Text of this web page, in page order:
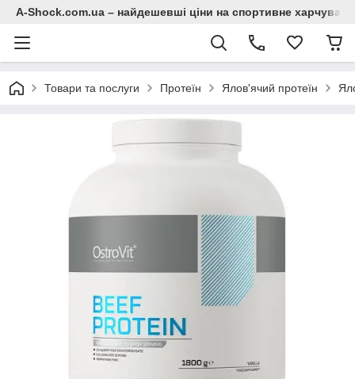
A-Shock.com.ua – найдешевші ціни на спортивне
Товари та послуги Протеїн Ялов'ячий протеїн